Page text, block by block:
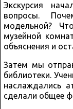
Экскурсия
вопросы.
модельной?
музейной
объяснения и
Затем мы
библиотеки.
наслаждались
сделали общее